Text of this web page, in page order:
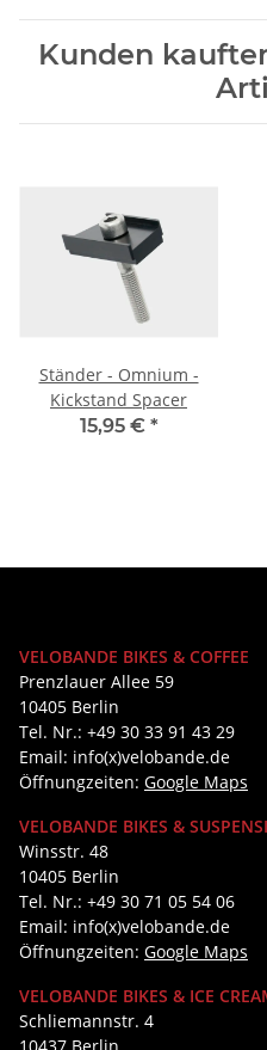
Kunden
Ständer - Omnium -
Kickstand Spacer
15,95 € *
VELOBANDE BIKES & COFFEE
Prenzlauer Allee 59
10405 Berlin
Tel. Nr.: +49 30 33 91 43 29
Email: info(x)velobande.de
Öffnungzeiten: Google Maps
VELOBANDE BIKES &
Winsstr. 48
10405 Berlin
Tel. Nr.: +49 30 71 05 54 06
Email: info(x)velobande.de
Öffnungzeiten: Google Maps
VELOBANDE BIKES & ICE
Schliemannstr. 4